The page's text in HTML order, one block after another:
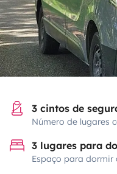
3 cintos de
Número de lugares
3 lugares para
Espaço para dormir